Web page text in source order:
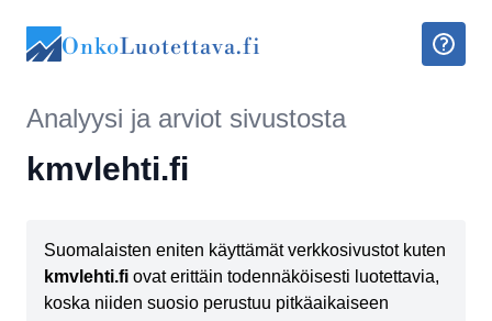
OnkoLuotettava.fi
Analyysi ja arviot sivustosta
kmvlehti.fi
Suomalaisten eniten käyttämät verkkosivustot kuten
kmvlehti.fi ovat erittäin todennäköisesti luotettavia,
koska niiden suosio perustuu pitkäaikaiseen